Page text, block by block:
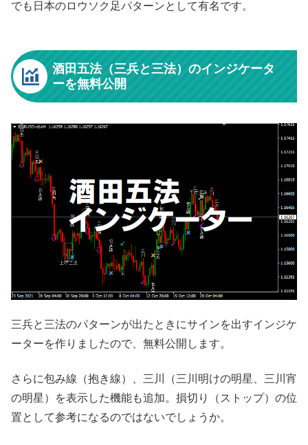
でも日本のロウソク足パターンとして有名です。
酒田五法（三兵と三法）のインジケータ
ーを無料公開
三兵と三法のパターンが出たときにサインを出すインジケ
ーターを作りましたので、無料公開します。
さらに包み線（抱き線）、三川（三川明けの明星、三川宵
の明星）を表示した機能も追加。損切り（ストップ）の位
置として参考になるのではないでしょうか。